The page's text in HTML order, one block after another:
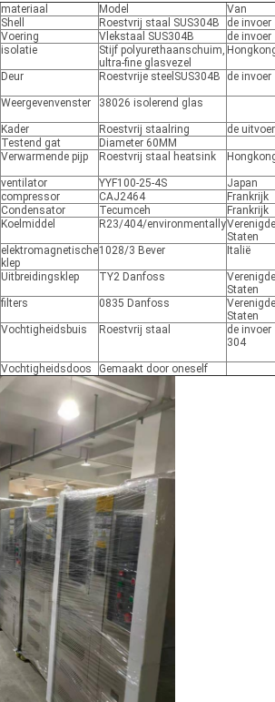
materiaal Model
Van
Shell Roestvrij staal SUS304B
de invoer
Voering
Vlekstaal SUS304B
de invoer
isolatie
Stijf polyurethaanschuim,
ultra-fine glasvezel
Deur Roestvrije steelSUS304B de invoer
Weergevenvenster 38026 isolerend glas
Kader Roestvrij staalring
de uitvoer
Testend gat
Diameter 60MM
Verwarmende pijp Roestvrij staal heatsink
ventilator YYF100-25-4S
Japan
compressor CAJ2464
Frankrijk
Condensator
Tecumceh
Frankrijk
Koelmiddel
R23/404/environmentallyVerenigde
Staten
elektromagnetische
klep
1028/3 Bever Italië
Uitbreidingsklep TY2 Danfoss
Verenigde
Staten
filters
0835 Danfoss
Verenigde
Staten
Vochtigheidsbuis Roestvrij staal
de invoer
304
Vochtigheidsdoos Gemaakt door oneself